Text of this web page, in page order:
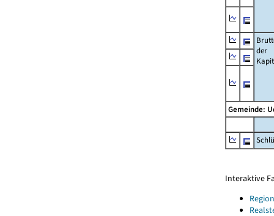
der
Gemeinde:
Interaktive